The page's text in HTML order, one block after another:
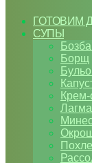
ГОТОВИМ
СУПЫ
Борщ
Крем-